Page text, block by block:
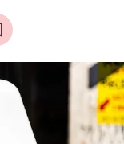
arrow_right